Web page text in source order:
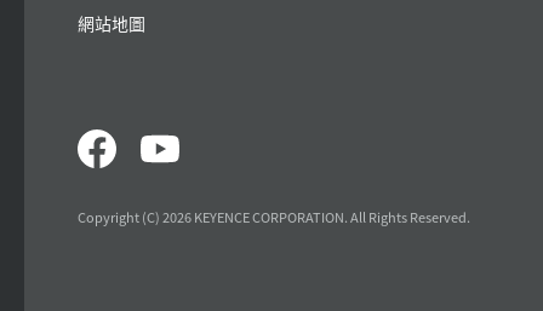
網站地圖
Copyright (C) 2026 KEYENCE CORPORATION. All Rights Reserved.